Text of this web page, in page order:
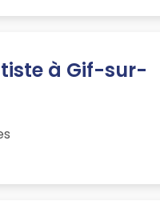
à Gif-sur-